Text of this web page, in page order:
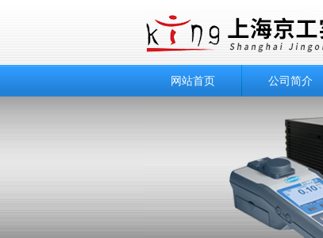
网站首页 公司简介